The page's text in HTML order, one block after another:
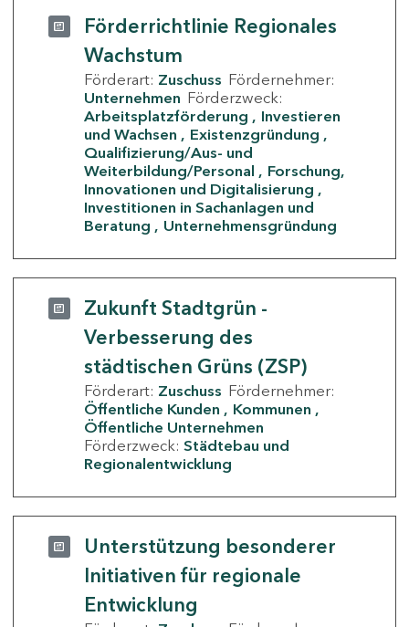
Förderrichtlinie Regionales
Wachstum
Förderart: Zuschuss Fördernehmer:
Unternehmen Förderzweck:
Arbeitsplatzförderung
Investieren
und Wachsen
Existenzgründung
Qualifizierung/Aus- und
Weiterbildung/Personal
Forschung,
Innovationen und Digitalisierung
Investitionen in Sachanlagen und
Beratung
Unternehmensgründung
Zukunft Stadtgrün -
Verbesserung des
städtischen Grüns (ZSP)
Förderart: Zuschuss Fördernehmer:
Öffentliche Kunden
Kommunen
Öffentliche Unternehmen
Förderzweck: Städtebau und
Regionalentwicklung
Unterstützung besonderer
Initiativen für regionale
Entwicklung